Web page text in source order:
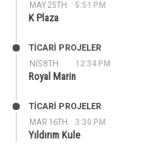
MAY 25TH 5:51 PM
K Plaza
NIS 8TH 12:34 PM
TİCARİ PROJELER
Royal Marin
MAR 16TH 3:30 PM
TİCARİ PROJELER
Yıldırım Kule